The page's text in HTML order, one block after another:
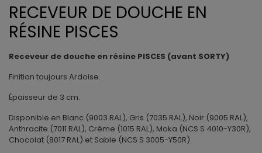
RECEVEUR DE DOUCHE EN
RÉSINE PISCES
Receveur de douche en résine PISCES (avant SORTY)
Finition toujours Ardoise.
Épaisseur de 3 cm.
Disponible en Blanc (9003 RAL), Gris (7035 RAL), Noir (9005 RAL),
Anthracite (7011 RAL), Crème (1015 RAL), Moka (NCS S 4010-Y30R),
Chocolat (8017 RAL) et Sable (NCS S 3005-Y50R).